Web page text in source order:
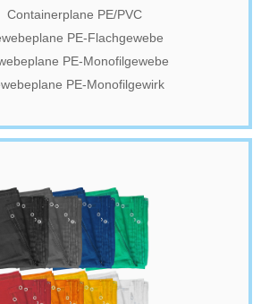
Containerplane PE/PVC
PE-Flachgewebe
PE-Monofilgewebe
PE-Monofilgewirk